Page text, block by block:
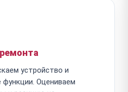
устройство и
Оцениваем